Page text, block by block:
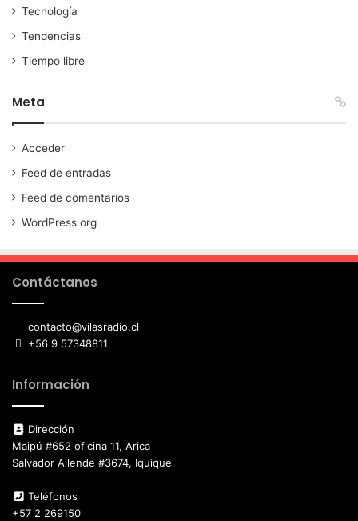
Tecnología
Tendencias
Tiempo libre
Meta
Acceder
Feed de entradas
Feed de comentarios
WordPress.org
Contáctanos
contacto@vilasradio.cl
+56 9 57348811
Información
Dirección
Maipú #652 oficina 11, Arica
Salvador Allende #3674, Iquique
Teléfonos
+57 2 269150